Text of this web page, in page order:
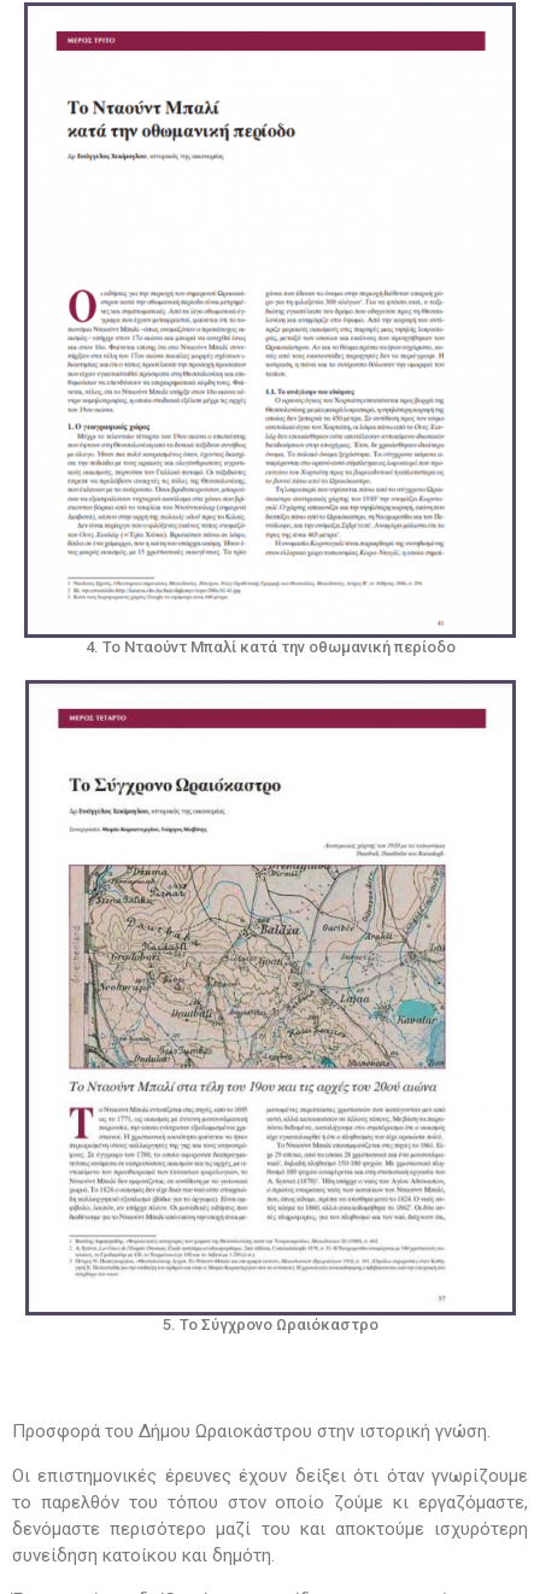
4. Το Νταούντ Μπαλί κατά την οθωμανική περίοδο
5. Το Σύγχρονο Ωραιόκαστρο
Προσφορά του Δήμου Ωραιοκάστρου στην ιστορική γνώση.
Οι επιστημονικές έρευνες έχουν δείξει ότι όταν γνωρίζουμε
το παρελθόν του τόπου στον οποίο ζούμε κι εργαζόμαστε,
δενόμαστε περισότερο μαζί του και αποκτούμε ισχυρότερη
συνείδηση κατοίκου και δημότη.